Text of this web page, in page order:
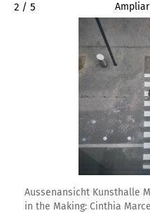
2 / 5
Aussenansicht Kunsthalle
in the Making: Cinthia